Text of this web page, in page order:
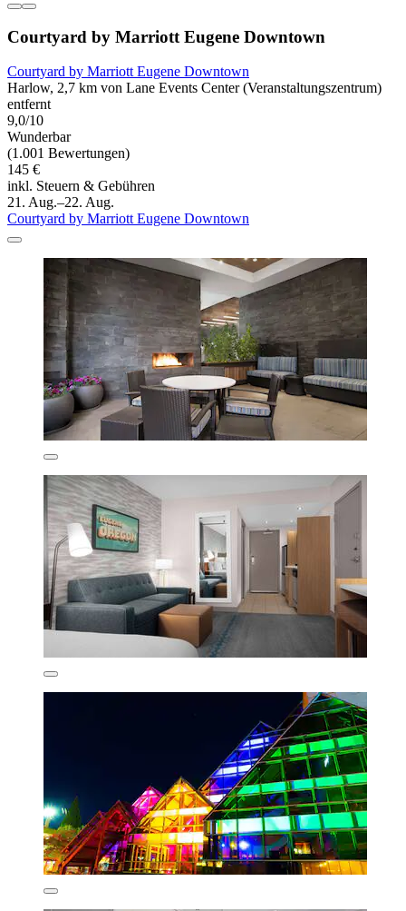
Courtyard by Marriott Eugene Downtown
Courtyard by Marriott Eugene Downtown
Harlow, 2,7 km von Lane Events Center (Veranstaltungszentrum)
entfernt
9,0/10
Wunderbar
(1.001 Bewertungen)
145 €
inkl. Steuern & Gebühren
21. Aug.–22. Aug.
Courtyard by Marriott Eugene Downtown